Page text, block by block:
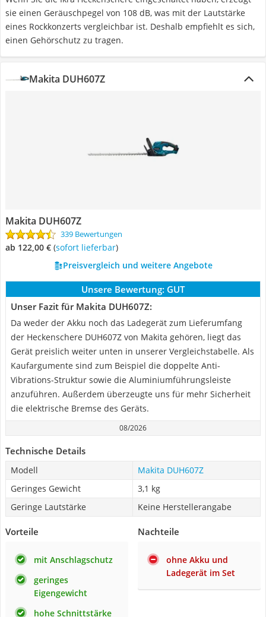
sie einen Geräuschpegel von 108 dB, was mit der Lautstärke
eines Rockkonzerts vergleichbar ist. Deshalb empfiehlt es sich,
einen Gehörschutz zu tragen.
Makita DUH607Z
Makita DUH607Z
339 Bewertungen
ab 122,00 € ( Sofort lieferbar)
Preisvergleich und weitere Angebote
Unsere Bewertung: GUT
Unser Fazit für Makita DUH607Z:
Da weder der Akku noch das Ladegerät zum Lieferumfang
der Heckenschere DUH607Z von Makita gehören, liegt das
Gerät preislich weiter unten in unserer Vergleichstabelle. Als
Kaufargumente sind zum Beispiel die doppelte Anti-
Vibrations-Struktur sowie die Aluminiumführungsleiste
anzuführen. Außerdem überzeugte uns für mehr Sicherheit
die elektrische Bremse des Geräts.
08/2026
Technische Details
Modell
Makita DUH607Z
Geringes Gewicht
3,1 kg
Geringe Lautstärke
Keine Herstellerangabe
Vorteile
mit Anschlagschutz
geringes
Eigengewicht
hohe Schnittstärke
Nachteile
ohne Akku und
Ladegerät im Set